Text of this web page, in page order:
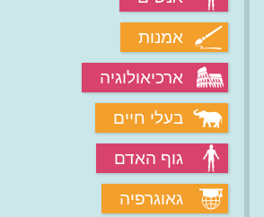
אמנות
ארכיאולוגיה
בעלי חיים
גוף האדם
גאוגרפיה